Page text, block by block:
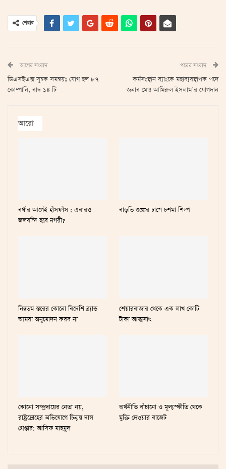
শেয়ার
আগের সংবাদ
ডিএসইএক্স সূচক সমন্বয়ঃ যোগ হল ৮৭
কোম্পানি, বাদ ১৪ টি
পরের সংবাদ
কর্মসংস্থান ব্যাংকে মহাব্যবস্থাপক পদে
জনাব মোঃ আমিরুল ইসলাম’র যোগদান
আরো
বর্ষার আগেই হাঁসফাঁস : এবারও
জলবন্দি হবে নগরী?
বাড়তি শুল্কের চাপে চশমা শিল্প
নিম্নতম স্তরের কোনো বিদেশি ব্র্যান্ড
আমরা অনুমোদন করব না
শেয়ারবাজার থেকে এক লাখ কোটি
টাকা আত্মসাৎ
কোনো সম্প্রদায়ের নেতা নয়,
রাষ্ট্রদ্রোহের অভিযোগে চিন্ময় দাস
গ্রেপ্তার: আসিফ মাহমুদ
অর্থনীতি বাঁচানো ও মূল্যস্ফীতি থেকে
মুক্তি দেওয়ার বাজেট